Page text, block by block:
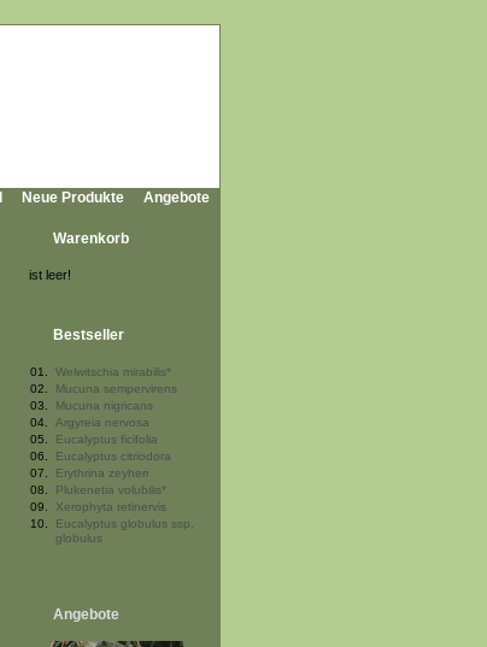
Neue Produkte Angebote
Warenkorb
ist leer!
Bestseller
01.
Welwitschia mirabilis*
02.
Mucuna sempervirens
03.
Mucuna nigricans
04.
Argyreia nervosa
05.
Eucalyptus ficifolia
06.
Eucalyptus citriodora
07.
Erythrina zeyheri
08.
Plukenetia volubilis*
09.
Xerophyta retinervis
10.
Eucalyptus globulus ssp.
globulus
Angebote